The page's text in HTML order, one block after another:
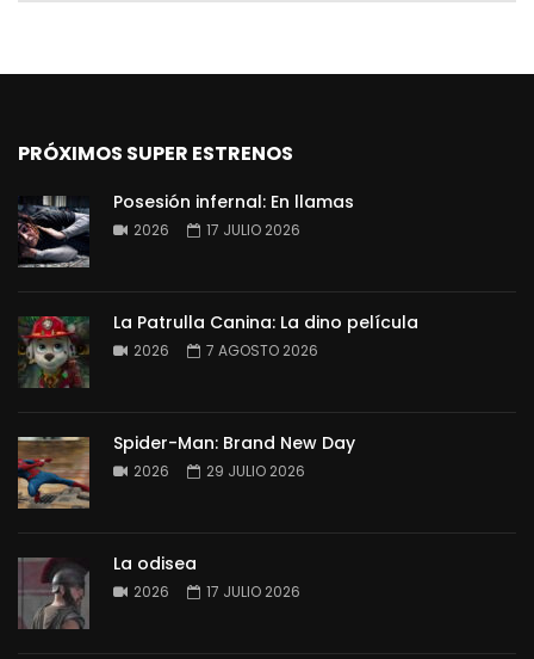
PRÓXIMOS SUPER ESTRENOS
Posesión infernal: En llamas
2026 17 JULIO 2026
La Patrulla Canina: La dino película
2026 7 AGOSTO 2026
Spider-Man: Brand New Day
2026 29 JULIO 2026
La odisea
2026 17 JULIO 2026